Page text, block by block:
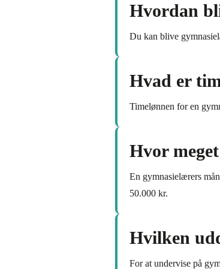
Hvordan
Du kan blive
Hvad er
Timelønnen for en
Hvor
En gymnasielærers
50.000 kr.
Hvilken
For at undervise på